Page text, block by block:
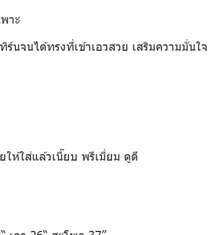
าะ
นจนได้ทรงที่เข้าเอวสวย เสริมความมั่นใจ
ให้ใส่แล้วเนี๊ยบ พรีเมี่ยม ดูดี